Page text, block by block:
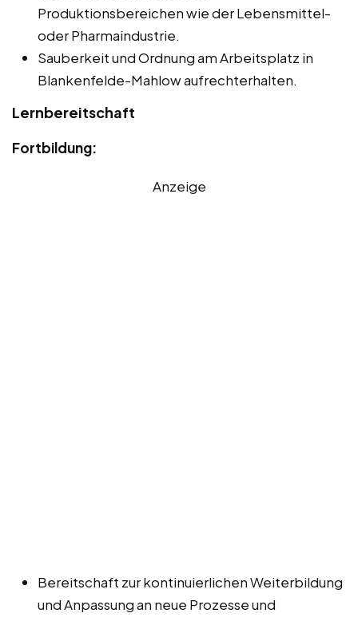
Produktionsbereichen wie der Lebensmittel-
oder Pharmaindustrie.
Sauberkeit und Ordnung am Arbeitsplatz in
Blankenfelde-Mahlow aufrechterhalten.
Lernbereitschaft
Fortbildung:
Anzeige
Bereitschaft zur kontinuierlichen Weiterbildung
und Anpassung an neue Prozesse und